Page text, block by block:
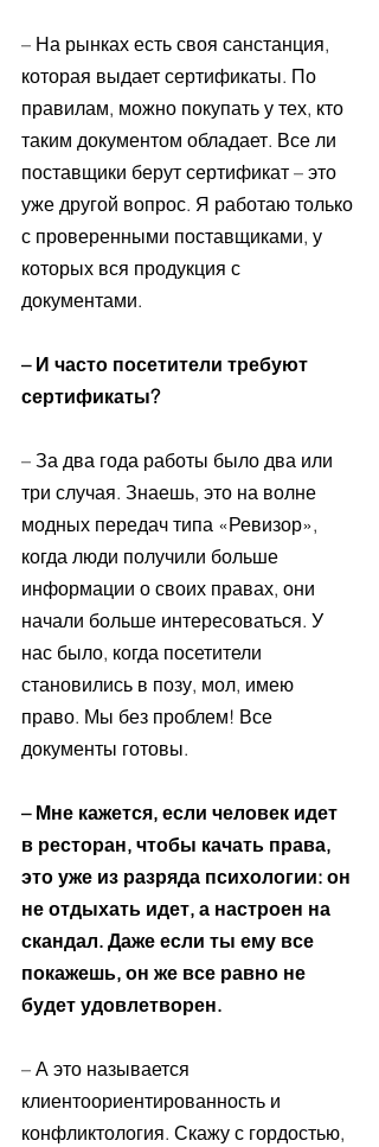
– На рынках есть своя санстанция,
которая выдает сертификаты. По
правилам, можно покупать у тех, кто
таким документом обладает. Все ли
поставщики берут сертификат – это
уже другой вопрос. Я работаю только
с проверенными поставщиками, у
которых вся продукция с
документами.
– И часто посетители требуют
сертификаты?
– За два года работы было два или
три случая. Знаешь, это на волне
модных передач типа «Ревизор»,
когда люди получили больше
информации о своих правах, они
начали больше интересоваться. У
нас было, когда посетители
становились в позу, мол, имею
право. Мы без проблем! Все
документы готовы.
– Мне кажется, если человек идет
в ресторан, чтобы качать права,
это уже из разряда психологии: он
не отдыхать идет, а настроен на
скандал. Даже если ты ему все
покажешь, он же все равно не
будет удовлетворен.
– А это называется
клиентоориентированность и
конфликтология. Скажу с гордостью,